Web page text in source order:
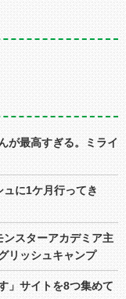
が最高すぎる。ミライ
ュに1ケ月行ってき
ンスターアカデミア主
リッシュキャンプ
」サイトを8つ集めて